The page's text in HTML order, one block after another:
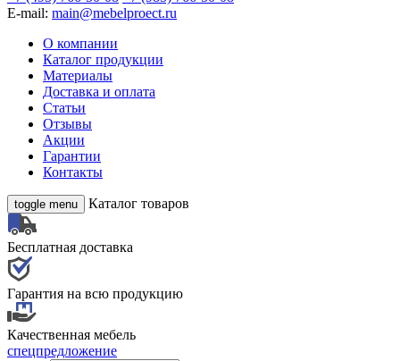
E-mail: main@mebelproect.ru
О компании
Каталог продукции
Материалы
Доставка и оплата
Статьи
Отзывы
Акции
Гарантии
Контакты
toggle menu Каталог товаров
Бесплатная доставка
Гарантия на всю продукцию
Качественная мебель
спецпредложение